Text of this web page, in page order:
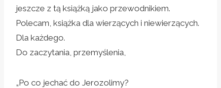
jeszcze z tą książką jako przewodnikiem.
Polecam, książka dla wierzących i niewierzących.
Dla każdego.
Do zaczytania, przemyślenia,
„Po co jechać do Jerozolimy?